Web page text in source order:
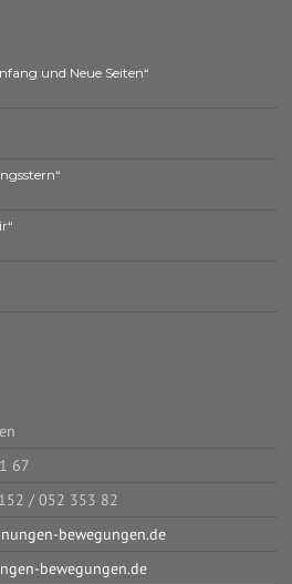
und Neue Seiten“
67
/ 052 353 82
bewegungen.de
bewegungen.de